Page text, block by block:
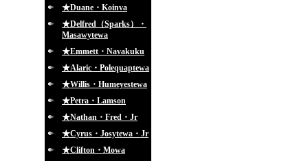
★Duane・Koinva
★Delfred（Sparks）・
Masawytewa
★Emmett・Navakuku
★Alaric・Polequaptewa
★Willis・Humeyestewa
★Petra・Lamson
★Nathan・Fred・Jr
★Cyrus・Josytewa・Jr
★Clifton・Mowa